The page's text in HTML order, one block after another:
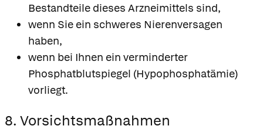
Bestandteile dieses Arzneimittels sind,
wenn Sie ein schweres Nierenversagen
haben,
wenn bei Ihnen ein verminderter
Phosphatblutspiegel (Hypophosphatämie)
vorliegt.
8. Vorsichtsmaßnahmen